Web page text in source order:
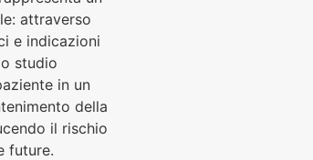
attraverso
e indicazioni
studio
in un
della
il rischio
future.